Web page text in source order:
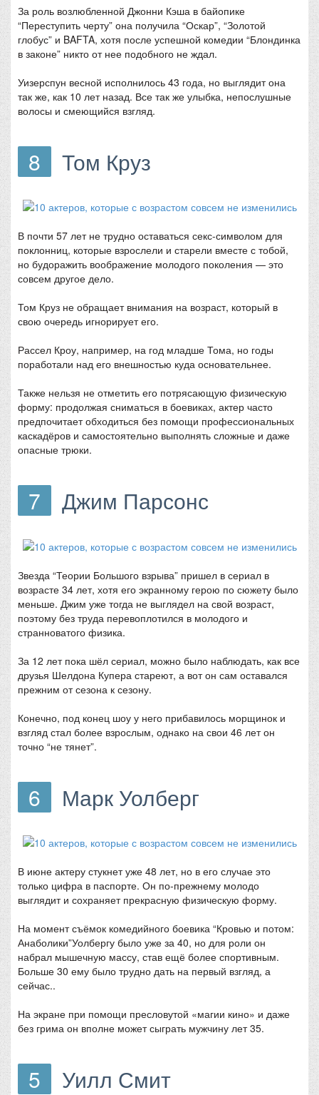
За роль возлюбленной Джонни Кэша в байопике
“Переступить черту” она получила “Оскар”, “Золотой
глобус” и BAFTA, хотя после успешной комедии “Блондинка
в законе” никто от нее подобного не ждал.
Уизерспун весной исполнилось 43 года, но выглядит она
так же, как 10 лет назад. Все так же улыбка, непослушные
волосы и смеющийся взгляд.
8 Том Круз
В почти 57 лет не трудно оставаться секс-символом для
поклонниц, которые взрослели и старели вместе с тобой,
но будоражить воображение молодого поколения — это
совсем другое дело.
Том Круз не обращает внимания на возраст, который в
свою очередь игнорирует его.
Рассел Кроу, например, на год младше Тома, но годы
поработали над его внешностью куда основательнее.
Также нельзя не отметить его потрясающую физическую
форму: продолжая сниматься в боевиках, актер часто
предпочитает обходиться без помощи профессиональных
каскадёров и самостоятельно выполнять сложные и даже
опасные трюки.
7 Джим Парсонс
Звезда “Теории Большого взрыва” пришел в сериал в
возрасте 34 лет, хотя его экранному герою по сюжету было
меньше. Джим уже тогда не выглядел на свой возраст,
поэтому без труда перевоплотился в молодого и
странноватого физика.
За 12 лет пока шёл сериал, можно было наблюдать, как все
друзья Шелдона Купера стареют, а вот он сам оставался
прежним от сезона к сезону.
Конечно, под конец шоу у него прибавилось морщинок и
взгляд стал более взрослым, однако на свои 46 лет он
точно “не тянет”.
6 Марк Уолберг
В июне актеру стукнет уже 48 лет, но в его случае это
только цифра в паспорте. Он по-прежнему молодо
выглядит и сохраняет прекрасную физическую форму.
На момент съёмок комедийного боевика “Кровью и потом:
Анаболики”Уолбергу было уже за 40, но для роли он
набрал мышечную массу, став ещё более спортивным.
Больше 30 ему было трудно дать на первый взгляд, а
сейчас..
На экране при помощи пресловутой «магии кино» и даже
без грима он вполне может сыграть мужчину лет 35.
5 Уилл Смит